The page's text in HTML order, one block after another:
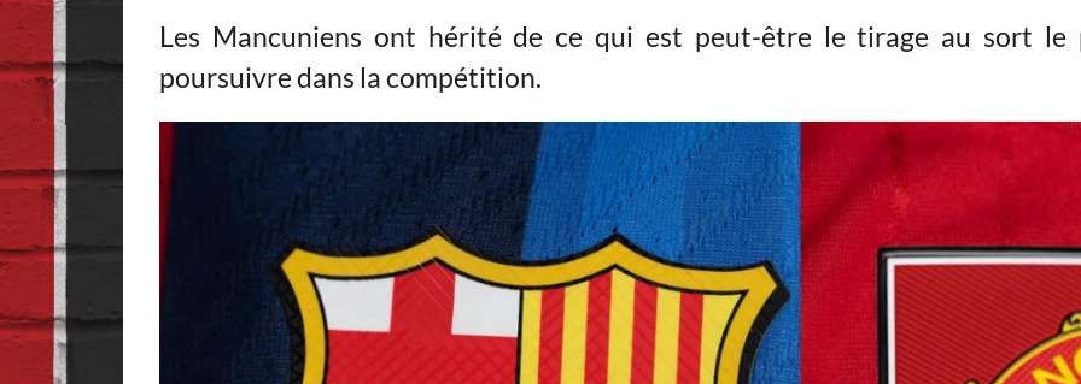
Les Mancuniens ont hérité de ce qui est peut-être le tirage au sort le
poursuivre dans la compétition.